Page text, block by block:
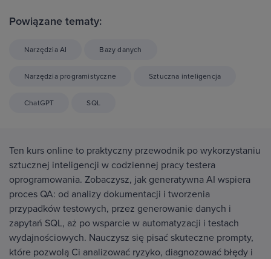
Powiązane tematy:
Narzędzia AI Bazy danych
Narzędzia programistyczne Sztuczna inteligencja
ChatGPT SQL
Ten kurs online to praktyczny przewodnik po wykorzystaniu
sztucznej inteligencji w codziennej pracy testera
oprogramowania. Zobaczysz, jak generatywna AI wspiera
proces QA: od analizy dokumentacji i tworzenia
przypadków testowych, przez generowanie danych i
zapytań SQL, aż po wsparcie w automatyzacji i testach
wydajnościowych. Nauczysz się pisać skuteczne prompty,
które pozwolą Ci analizować ryzyko, diagnozować błędy i